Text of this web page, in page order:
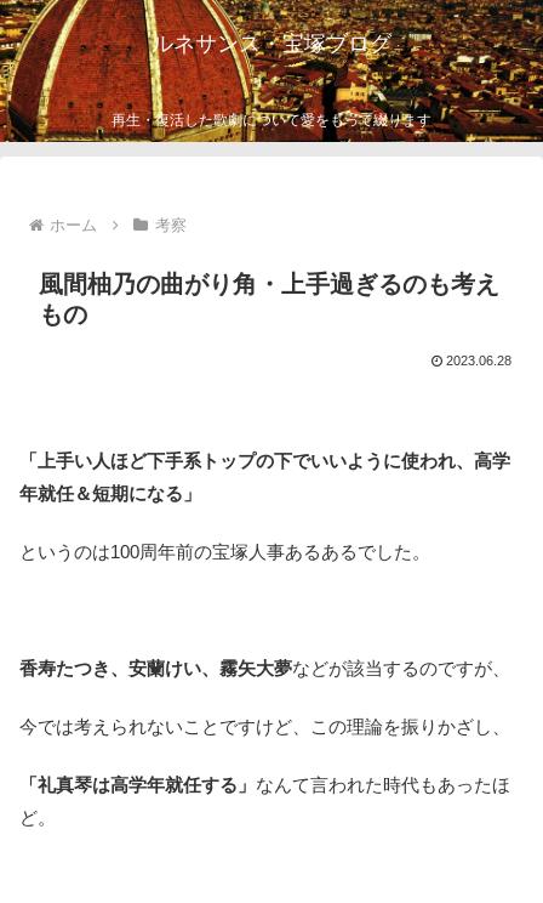
ルネサンス・宝塚ブログ
再生・復活した歌劇について愛をもって綴ります
ホーム 考察
風間柚乃の曲がり角・上手過ぎるのも考え
もの
2023.06.28
「上手い人ほど下手系トップの下でいいように使われ、高学
年就任＆短期になる」
というのは100周年前の宝塚人事あるあるでした。
香寿たつき、安蘭けい、霧矢大夢などが該当するのですが、
今では考えられないことですけど、この理論を振りかざし、
「礼真琴は高学年就任する」 なんて言われた時代もあったほ
ど。